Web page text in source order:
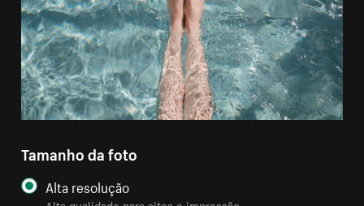
Tamanho da foto
Alta resolução